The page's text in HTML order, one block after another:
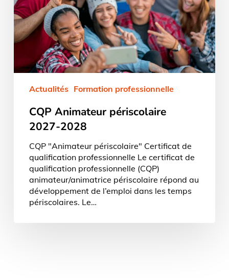
Actualités Formation professionnelle
CQP Animateur périscolaire
2027-2028
CQP "Animateur périscolaire" Certificat de
qualification professionnelle Le certificat de
qualification professionnelle (CQP)
animateur/animatrice périscolaire répond au
développement de l’emploi dans les temps
périscolaires. Le…